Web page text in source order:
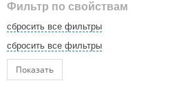
Фильтр по свойствам
сбросить все фильтры
сбросить все фильтры
Показать